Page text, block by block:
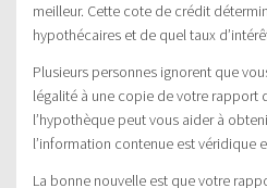
meilleur. Cette cote de crédit
hypothécaires et de quel taux
Plusieurs personnes ignorent que
légalité à une copie de votre rapport
l’hypothèque peut vous aider à
l’information contenue est véridique
La bonne nouvelle est que votre